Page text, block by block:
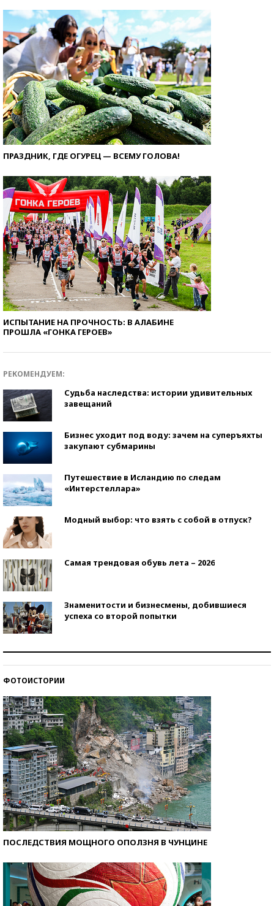
ПРАЗДНИК, ГДЕ ОГУРЕЦ — ВСЕМУ ГОЛОВА!
ИСПЫТАНИЕ НА ПРОЧНОСТЬ: В АЛАБИНЕ
ПРОШЛА «ГОНКА ГЕРОЕВ»
РЕКОМЕНДУЕМ:
Судьба наследства: истории удивительных
завещаний
Бизнес уходит под воду: зачем на суперъяхты
закупают субмарины
Путешествие в Исландию по следам
«Интерстеллара»
Модный выбор: что взять с собой в отпуск?
Самая трендовая обувь лета – 2026
Знаменитости и бизнесмены, добившиеся
успеха со второй попытки
ФОТОИСТОРИИ
ПОСЛЕДСТВИЯ МОЩНОГО ОПОЛЗНЯ В ЧУНЦИНЕ